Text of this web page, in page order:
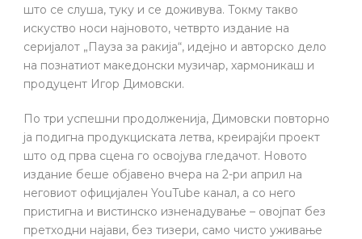
што се слуша, туку и се доживува. Токму такво
искуство носи најновото, четврто издание на
серијалот „Пауза за ракија“, идејно и авторско дело
на познатиот македонски музичар, хармоникаш и
продуцент Игор Димовски.
По три успешни продолженија, Димовски повторно
ја подигна продукциската летва, креирајќи проект
што од прва сцена го освојува гледачот. Новото
издание беше објавено вчера на 2-ри април на
неговиот официјален YouTube канал, а со него
пристигна и вистинско изненадување – овојпат без
претходни најави, без тизери, само чисто уживање